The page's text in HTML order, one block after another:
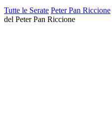
Tutte le Serate Peter Pan Riccione
del Peter Pan Riccione